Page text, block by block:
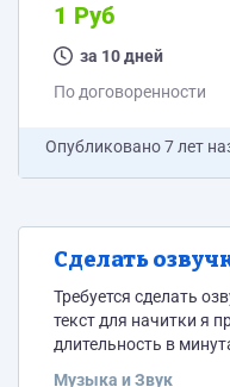
1 Руб
за 10 дней
По договоренности
Опубликовано7 лет
Сделать
Требуется сделать
текст для начитки я
длительность в
Музыка и Звук